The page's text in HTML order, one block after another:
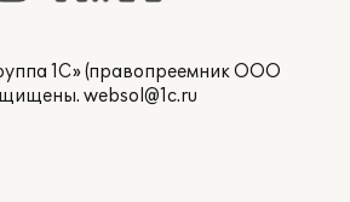
1С» (правопреемник ООО
websol@1c.ru